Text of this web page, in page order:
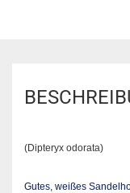
(Dipteryx odorata)
Gutes, weißes